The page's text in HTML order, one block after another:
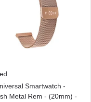
Smartwatch -
Metal Rem - (20mm) -